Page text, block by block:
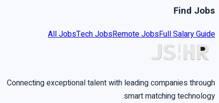
Find Jobs
All JobsTech JobsRemote JobsFull Salary Guide
Connecting exceptional talent with leading companies through
smart matching technology.